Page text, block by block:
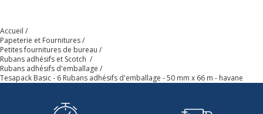
Accueil
Papeterie et Fournitures
Petites fournitures de bureau
Rubans adhésifs et Scotch
Rubans adhésifs d'emballage
Tesapack Basic - 6 Rubans adhésifs d'emballage - 50 mm x 66 m - havane